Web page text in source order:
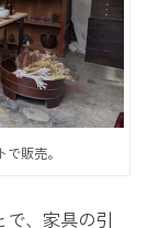
販売。
、家具の引